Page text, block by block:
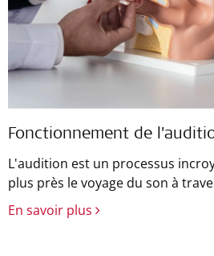
Fonctionnement de
L'audition est un processus
plus près le voyage du son à
En savoir plus